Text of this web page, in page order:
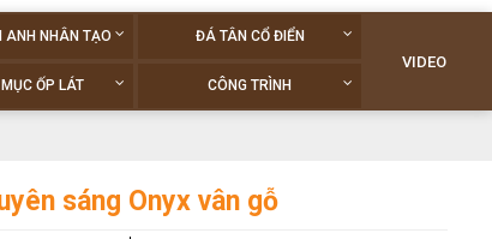
ANH NHÂN TẠO ĐÁ TÂN CỔ ĐIỂN
MỤC ỐP LÁT CÔNG TRÌNH
VIDEO
sáng Onyx vân gỗ